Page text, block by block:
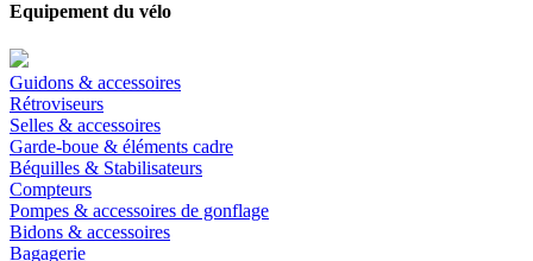
Equipement du vélo
Guidons & accessoires
Rétroviseurs
Selles & accessoires
Garde-boue & éléments cadre
Béquilles & Stabilisateurs
Compteurs
Pompes & accessoires de gonflage
Bidons & accessoires
Bagagerie